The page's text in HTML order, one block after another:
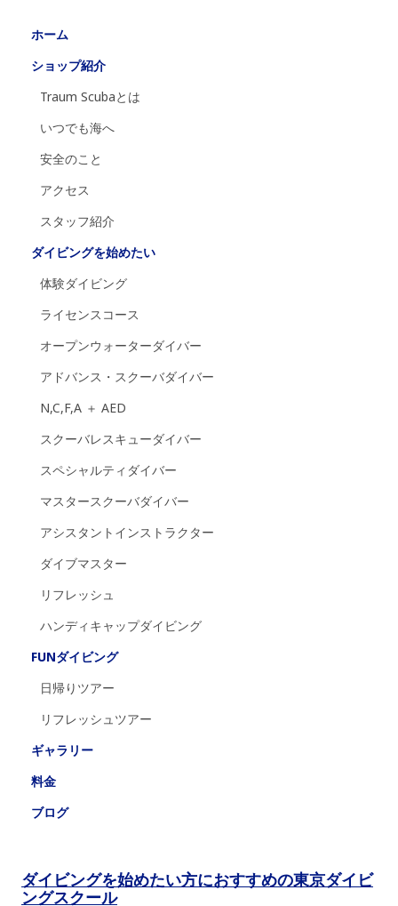
ホーム
ショップ紹介
Traum Scubaとは
いつでも海へ
安全のこと
アクセス
スタッフ紹介
ダイビングを始めたい
体験ダイビング
ライセンスコース
オープンウォーターダイバー
アドバンス・スクーバダイバー
N,C,F,A ＋ AED
スクーバレスキューダイバー
スペシャルティダイバー
マスタースクーバダイバー
アシスタントインストラクター
ダイブマスター
リフレッシュ
ハンディキャップダイビング
FUNダイビング
日帰りツアー
リフレッシュツアー
ギャラリー
料金
ブログ
ダイビングを始めたい方におすすめの東京ダイビ
ングスクール